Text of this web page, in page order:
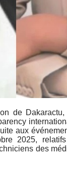
de
aux
2025,
des